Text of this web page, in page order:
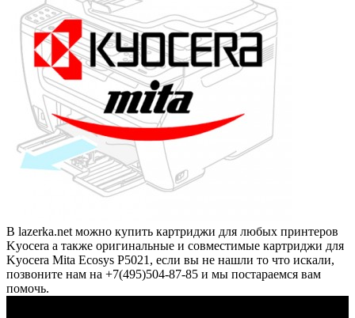
В lazerka.net можно купить картриджи для любых принтеров
Kyocera а также оригинальные и совместимые картриджи для
Kyocera Mita Ecosys P5021, если вы не нашли то что искали,
позвоните нам на +7(495)504-87-85 и мы постараемся вам
помочь.